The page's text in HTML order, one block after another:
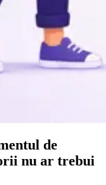
de
nu ar trebui